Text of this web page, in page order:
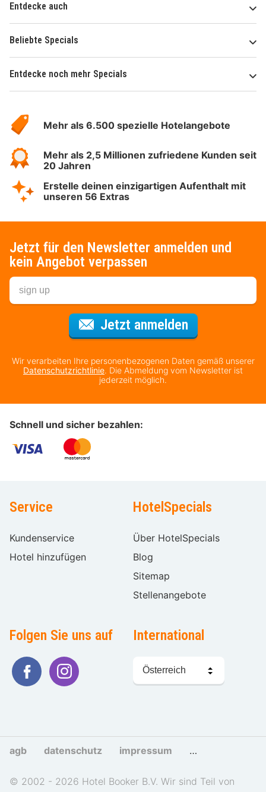
Entdecke auch
Beliebte Specials
Entdecke noch mehr Specials
Hotelspecials
Mehr als 6.500 spezielle Hotelangebote
Mehr als 2,5 Millionen zufriedene Kunden seit
20 Jahren
Erstelle deinen einzigartigen Aufenthalt mit
unseren 56 Extras
Jetzt für den Newsletter anmelden und
kein Angebot verpassen
Jetzt anmeldenFür den
Wir verarbeiten Ihre personenbezogenen Daten gemäß unserer
Datenschutzrichtlinie. Die Abmeldung vom Newsletter ist
jederzeit möglich.
Schnell und sicher bezahlen:
Service
Kundenservice
Hotel hinzufügen
HotelSpecials
Über HotelSpecials
Blog
Sitemap
Stellenangebote
Folgen Sie uns auf International
Sprache
wählen
agb datenschutz impressum cookies und
© 2002 - 2026 Hotel Booker B.V. Wir sind Teil von